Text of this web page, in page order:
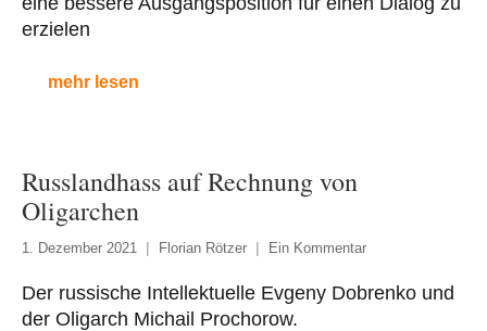
erzielen
mehr lesen
Russlandhass auf Rechnung von
Oligarchen
1. Dezember 2021 Florian Rötzer Ein Kommentar
Der russische Intellektuelle Evgeny Dobrenko und
der Oligarch Michail Prochorow.